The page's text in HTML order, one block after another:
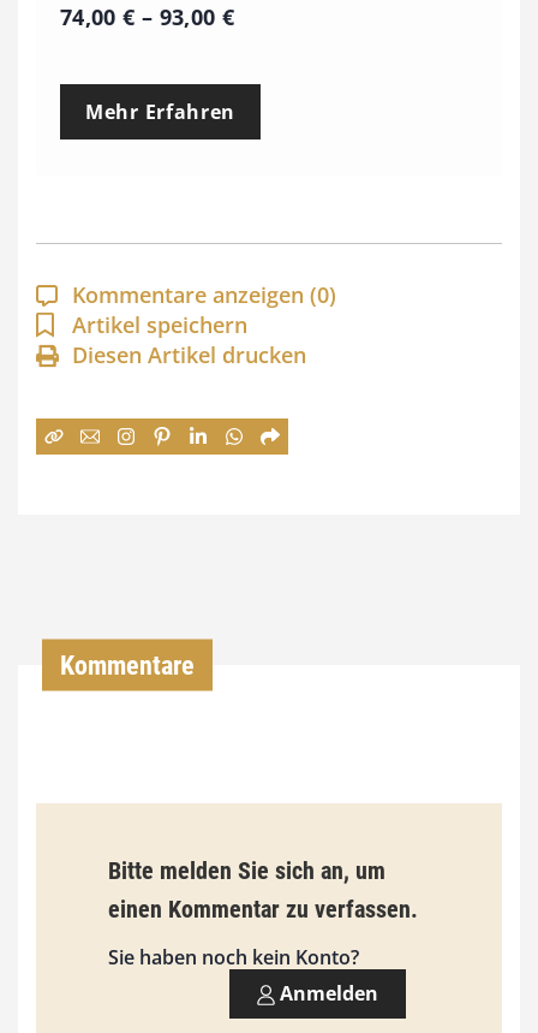
74,00€ – 93,00 €P
e
p
a
n
n
:
9
3
0
0
Mehr Erfahren
Kommentare anzeigen (0)
Artikel speichern
Diesen Artikel drucken
Kommentare
Bitte melden Sie sich an, um
einen Kommentar zu verfassen.
Sie haben noch kein Konto?
Anmelden